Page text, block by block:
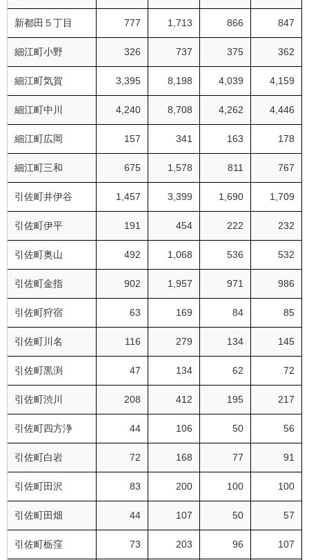
新都田５丁目 777 1,713 866 847
細江町小野 326 737 375 362
細江町気賀 3,395 8,198 4,039 4,159
細江町中川 4,240 8,708 4,262 4,446
細江町広岡 157 341 163 178
細江町三和 675 1,578 811 767
引佐町井伊谷 1,457 3,399 1,690 1,709
引佐町伊平 191 454 222 232
引佐町奥山 492 1,068 536 532
引佐町金指 902 1,957 971 986
引佐町狩宿 63 169 84 85
引佐町川名 116 279 134 145
引佐町黒渕 47 134 62 72
引佐町渋川 208 412 195 217
引佐町四方浄 44 106 50 56
引佐町白岩 72 168 77 91
引佐町田沢 83 200 100 100
引佐町田畑 44 107 50 57
引佐町栃窪 73 203 96 107